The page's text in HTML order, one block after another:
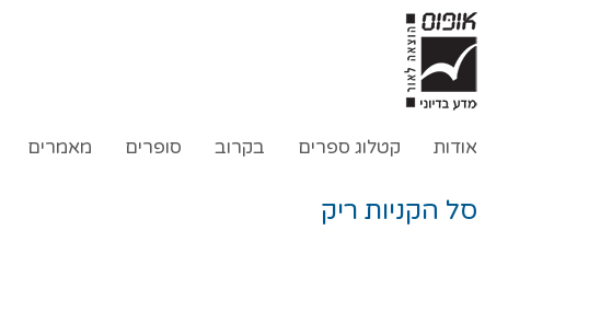
אודות קטלוג ספרים בקרוב סופרים מאמרים
סל הקניות ריק